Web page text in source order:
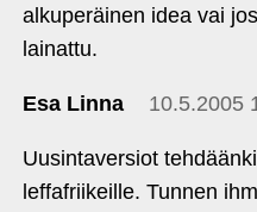
alkuperäinen idea vai
lainattu.
Esa Linna 10.5.2005
Uusintaversiot
leffafriikeille. Tunnen